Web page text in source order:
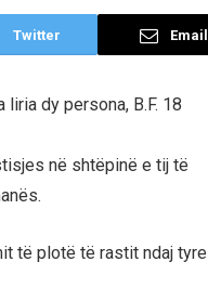
Twitter Email
dy persona, B.F. 18
në shtëpinë e tij të
të plotë të rastit ndaj tyre